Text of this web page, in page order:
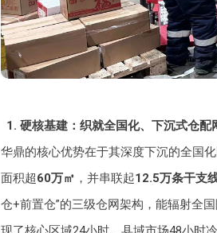
1. 硬核基建：织就全国化、下沉式仓配
华鼎的核心优势在于其深度下沉的全国
面积超60万㎡ ，并串联起12.5万条干支
仓+前置仓”的三级仓网架构，能辐射全国